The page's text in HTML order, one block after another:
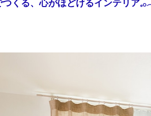
くる、心がほどけるインテリア